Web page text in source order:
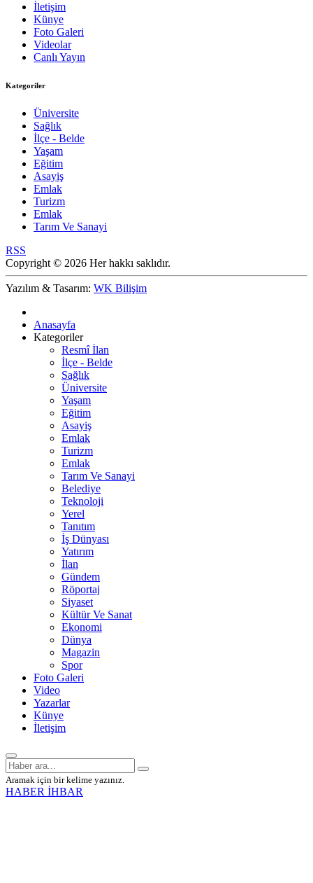
İletişim
Künye
Foto Galeri
Videolar
Canlı Yayın
Kategoriler
Üniversite
Sağlık
İlçe - Belde
Yaşam
Eğitim
Asayiş
Emlak
Turizm
Emlak
Tarım Ve Sanayi
RSS
Copyright © 2026 Her hakkı saklıdır.
Yazılım & Tasarım: WK Bilişim
Anasayfa
Kategoriler
Resmî İlan
İlçe - Belde
Sağlık
Üniversite
Yaşam
Eğitim
Asayiş
Emlak
Turizm
Emlak
Tarım Ve Sanayi
Belediye
Teknoloji
Yerel
Tanıtım
İş Dünyası
Yatırım
İlan
Gündem
Röportaj
Siyaset
Kültür Ve Sanat
Ekonomi
Dünya
Magazin
Spor
Foto Galeri
Video
Yazarlar
Künye
İletişim
Aramak için bir kelime yazınız.
HABER İHBAR